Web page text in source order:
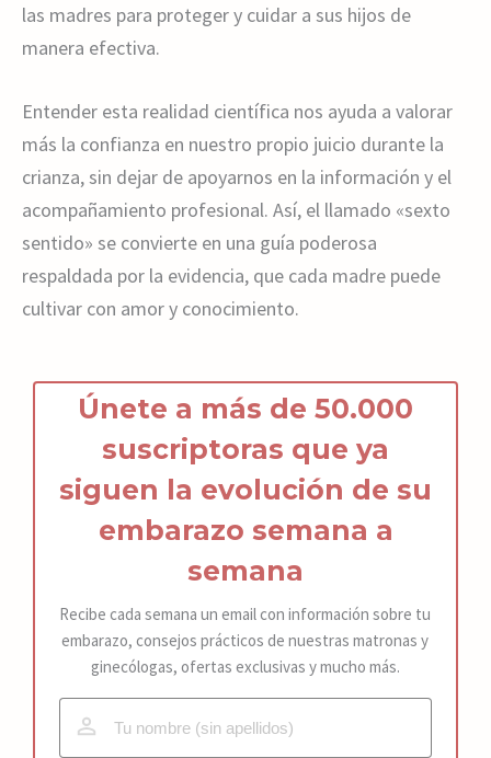
las madres para proteger y cuidar a sus hijos de
manera efectiva.
Entender esta realidad científica nos ayuda a valorar
más la confianza en nuestro propio juicio durante la
crianza, sin dejar de apoyarnos en la información y el
acompañamiento profesional. Así, el llamado «sexto
sentido» se convierte en una guía poderosa
respaldada por la evidencia, que cada madre puede
cultivar con amor y conocimiento.
Únete a más de 50.000
suscriptoras que ya
siguen la evolución de su
embarazo semana a
semana
Recibe cada semana un email con información sobre tu
embarazo, consejos prácticos de nuestras matronas y
ginecólogas, ofertas exclusivas y mucho más.